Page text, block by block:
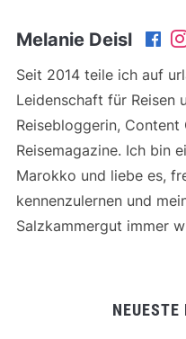
Melanie Deisl
Seit 2014 teile ich auf
Leidenschaft für Reisen
Reisebloggerin,
Reisemagazine. Ich bin
Marokko und liebe es,
kennenzulernen und
Salzkammergut immer